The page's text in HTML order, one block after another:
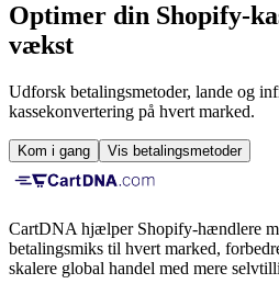
Optimer din Shopify-
vækst
Udforsk betalingsmetoder, lande og
kassekonvertering på hvert marked.
Kom i gang Vis betalingsmetoder
CartDNA hjælper Shopify-hændlere
betalingsmiks til hvert marked,
skalere global handel med mere